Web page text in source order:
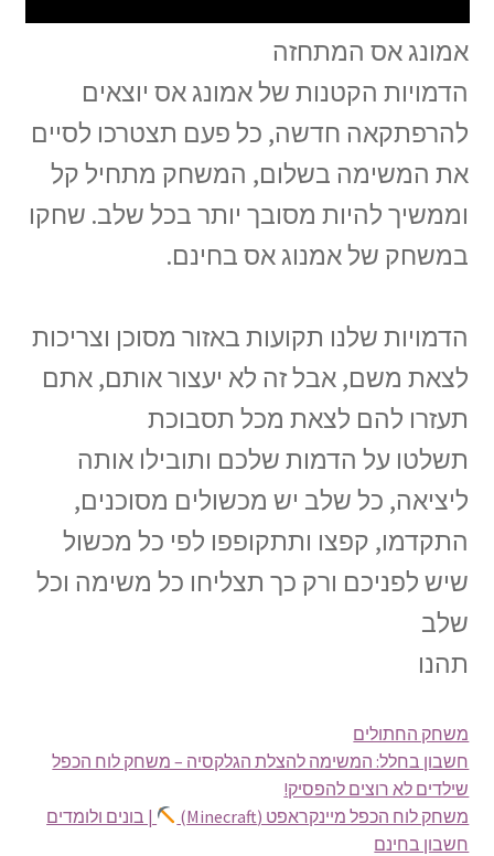
אמונג אס המתחזה
הדמויות הקטנות של אמונג אס יוצאים
להרפתקאה חדשה, כל פעם תצטרכו לסיים
את המשימה בשלום, המשחק מתחיל קל
וממשיך להיות מסובך יותר בכל שלב. שחקו
במשחק של אמנוג אס בחינם.
הדמויות שלנו תקועות באזור מסוכן וצריכות
לצאת משם, אבל זה לא יעצור אותם, אתם
תעזרו להם לצאת מכל תסבוכת
תשלטו על הדמות שלכם ותובילו אותה
ליציאה, כל שלב יש מכשולים מסוכנים,
התקדמו, קפצו ותתקופפו לפי כל מכשול
שיש לפניכם ורק כך תצליחו כל משימה וכל
שלב
תהנו
משחק החתולים
חשבון בחלל: המשימה להצלת הגלקסיה – משחק לוח הכפל
שילדים לא רוצים להפסיק!
משחק לוח הכפל מיינקראפט (Minecraft)
| בונים ולומדים
חשבון בחינם